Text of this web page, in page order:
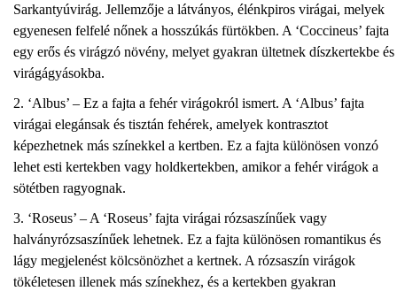
Sarkantyúvirág. Jellemzője a látványos, élénkpiros virágai, melyek
egyenesen felfelé nőnek a hosszúkás fürtökben. A ‘Coccineus’ fajta
egy erős és virágzó növény, melyet gyakran ültetnek díszkertekbe és
virágágyásokba.
‘Albus’ – Ez a fajta a fehér virágokról ismert. A ‘Albus’ fajta
virágai elegánsak és tisztán fehérek, amelyek kontrasztot
képezhetnek más színekkel a kertben. Ez a fajta különösen vonzó
lehet esti kertekben vagy holdkertekben, amikor a fehér virágok a
sötétben ragyognak.
‘Roseus’ – A ‘Roseus’ fajta virágai rózsaszínűek vagy
halványrózsaszínűek lehetnek. Ez a fajta különösen romantikus és
lágy megjelenést kölcsönözhet a kertnek. A rózsaszín virágok
tökéletesen illenek más színekhez, és a kertekben gyakran